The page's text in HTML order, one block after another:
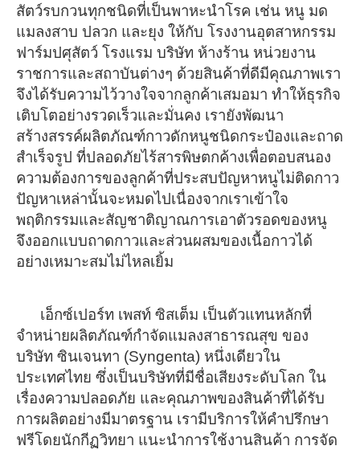
สัตว์รบกวนทุกชนิดที่เป็นพาหะนําโรค เช่น หนู มด
แมลงสาบ ปลวก และยุง ให้กับ โรงงานอุตสาหกรรม
ฟาร์มปศุสัตว์ โรงแรม บริษัท ห้างร้าน หน่วยงาน
ราชการและสถาบันต่างๆ ด้วยสินค้าที่ดีมีคุณภาพเรา
จึงได้รับความไว้วางใจจากลูกค้าเสมอมา ทำให้ธุรกิจ
เติบโตอย่างรวดเร็วและมั่นคง เรายังพัฒนา
สร้างสรรค์ผลิตภัณฑ์กาวดักหนูชนิดกระป๋องและถาด
สำเร็จรูป ที่ปลอดภัยไร้สารพิษตกค้างเพื่อตอบสนอง
ความต้องการของลูกค้าที่ประสบปัญหาหนูไม่ติดกาว
ปัญหาเหล่านั้นจะหมดไปเนื่องจากเราเข้าใจ
พฤติกรรมและสัญชาติญาณการเอาตัวรอดของหนู
จึงออกแบบถาดกาวและส่วนผสมของเนื้อกาวได้
อย่างเหมาะสมไม่ไหลเยิ้ม
เอ็กซ์เปอร์ท เพสท์ ซิสเต็ม เป็นตัวแทนหลักที่
จำหน่ายผลิตภัณฑ์กำจัดแมลงสาธารณสุข ของ
บริษัท ซินเจนทา (Syngenta) หนึ่งเดียวใน
ประเทศไทย ซึ่งเป็นบริษัทที่มีชื่อเสียงระดับโลก ใน
เรื่องความปลอดภัย และคุณภาพของสินค้าที่ได้รับ
การผลิตอย่างมีมาตรฐาน เรามีบริการให้คำปรึกษา
ฟรีโดยนักกีฏวิทยา แนะนำการใช้งานสินค้า การจัด